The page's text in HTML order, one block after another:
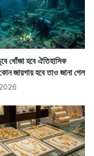
আবশ্যিক।
পাশে আছেন।
খোঁজা হবে ঐতিহাসিক
জায়গায় হবে তাও জানা গেল